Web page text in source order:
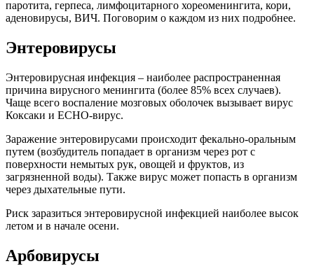
паротита, герпеса, лимфоцитарного хореоменингита, кори,
аденовирусы, ВИЧ. Поговорим о каждом из них подробнее.
Энтеровирусы
Энтеровирусная инфекция – наиболее распространенная
причина вирусного менингита (более 85% всех случаев).
Чаще всего воспаление мозговых оболочек вызывает вирус
Коксаки и ЕСНО-вирус.
Заражение энтеровирусами происходит фекально-оральным
путем (возбудитель попадает в организм через рот с
поверхности немытых рук, овощей и фруктов, из
загрязненной воды). Также вирус может попасть в организм
через дыхательные пути.
Риск заразиться энтеровирусной инфекцией наиболее высок
летом и в начале осени.
Арбовирусы